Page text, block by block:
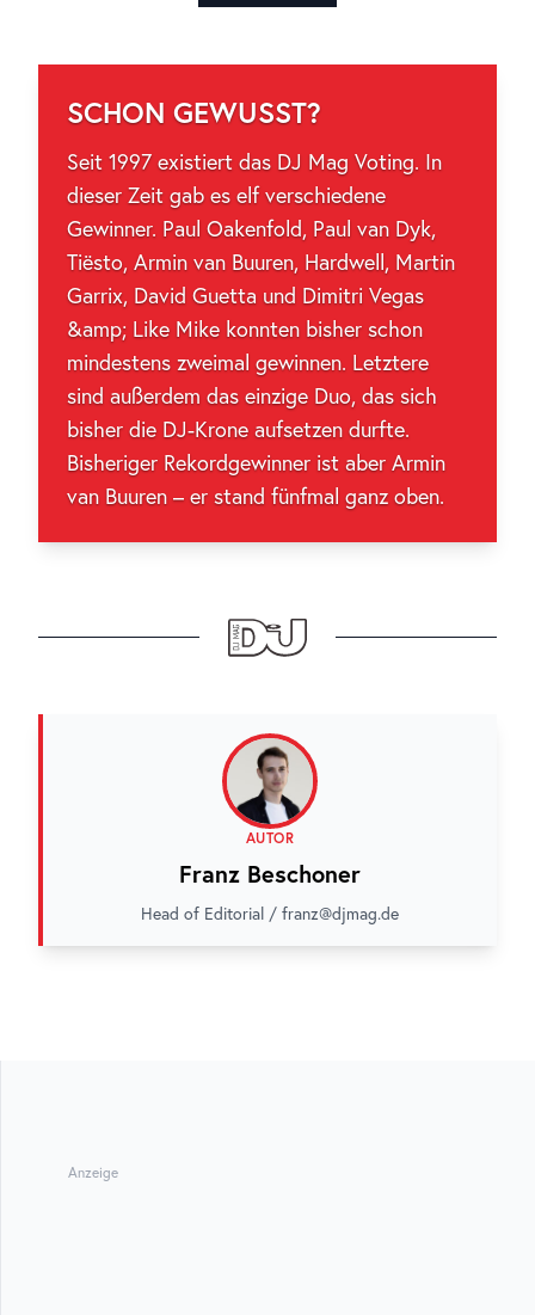
SCHON GEWUSST?
Seit 1997 existiert das DJ Mag Voting. In
dieser Zeit gab es elf verschiedene
Gewinner. Paul Oakenfold, Paul van Dyk,
Tiësto, Armin van Buuren, Hardwell, Martin
Garrix, David Guetta und Dimitri Vegas
&amp; Like Mike konnten bisher schon
mindestens zweimal gewinnen. Letztere
sind außerdem das einzige Duo, das sich
bisher die DJ-Krone aufsetzen durfte.
Bisheriger Rekordgewinner ist aber Armin
van Buuren – er stand fünfmal ganz oben.
AUTOR
Franz Beschoner
Head of Editorial / franz@djmag.de
Anzeige